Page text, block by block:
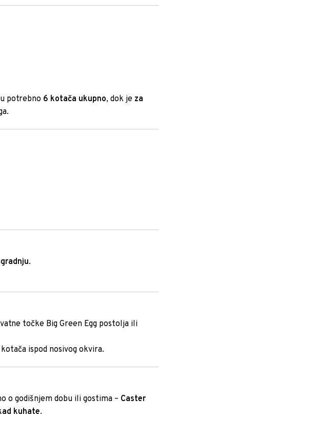
potrebno 6 kotača ukupno, dok je za
.
točke Big Green Egg postolja ili
ispod nosivog okvira.
o godišnjem dobu ili gostima – Caster
kuhate.